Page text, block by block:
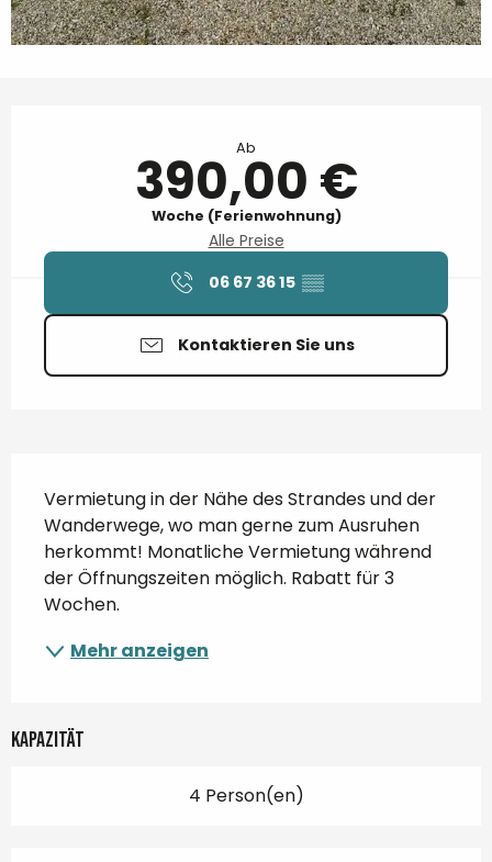
Ab
390,00 €
Woche (Ferienwohnung)
Alle Preise
06 67 36 15 ▒▒
Kontaktieren Sie uns
Vermietung in der Nähe des Strandes und der
Wanderwege, wo man gerne zum Ausruhen
herkommt! Monatliche Vermietung während
der Öffnungszeiten möglich. Rabatt für 3
Wochen.
Mehr anzeigen
Kapazität
4 Person(en)